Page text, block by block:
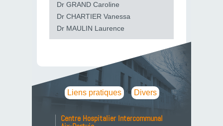
Dr GRAND Caroline
Dr CHARTIER Vanessa
Dr MAULIN Laurence
Liens pratiques Divers
Centre Hospitalier Intercommunal